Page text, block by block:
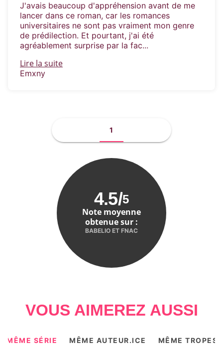
J'avais beaucoup d'appréhension avant de me
lancer dans ce roman, car les romances
universitaires ne sont pas vraiment mon genre
de prédilection. Et pourtant, j'ai été
agréablement surprise par la fac...
Lire la suite
Emxny
1
4.5/5
Note moyenne
obtenue sur :
BABELIO ET FNAC
VOUS AIMEREZ AUSSI
MÊME SÉRIE MÊME AUTEUR.ICE MÊME TROPES